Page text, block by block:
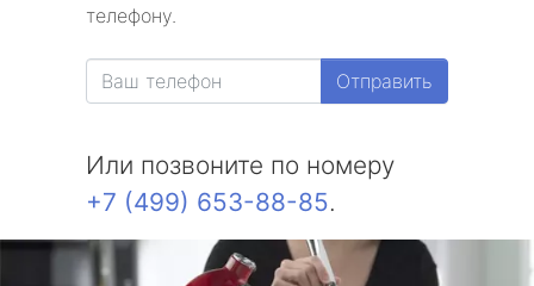
телефону.
Отправить
Или позвоните по номеру
+7 (499) 653-88-85.